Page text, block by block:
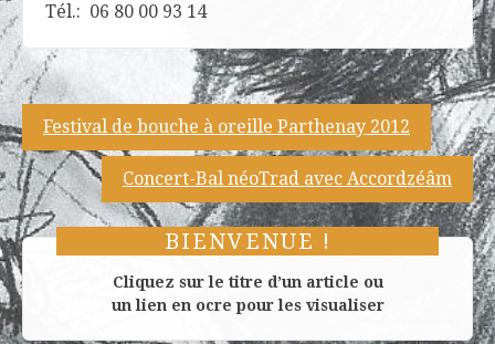
Tél.: 06 80 00 93 14
Navigation
de
l’article
Festival de bouche à oreille Parthenay 2012
Concert-Bal néoTrad avec Accordzéâm
BIENVENUE !
Cliquez sur le titre d’un article ou
un lien en ocre pour les visualiser